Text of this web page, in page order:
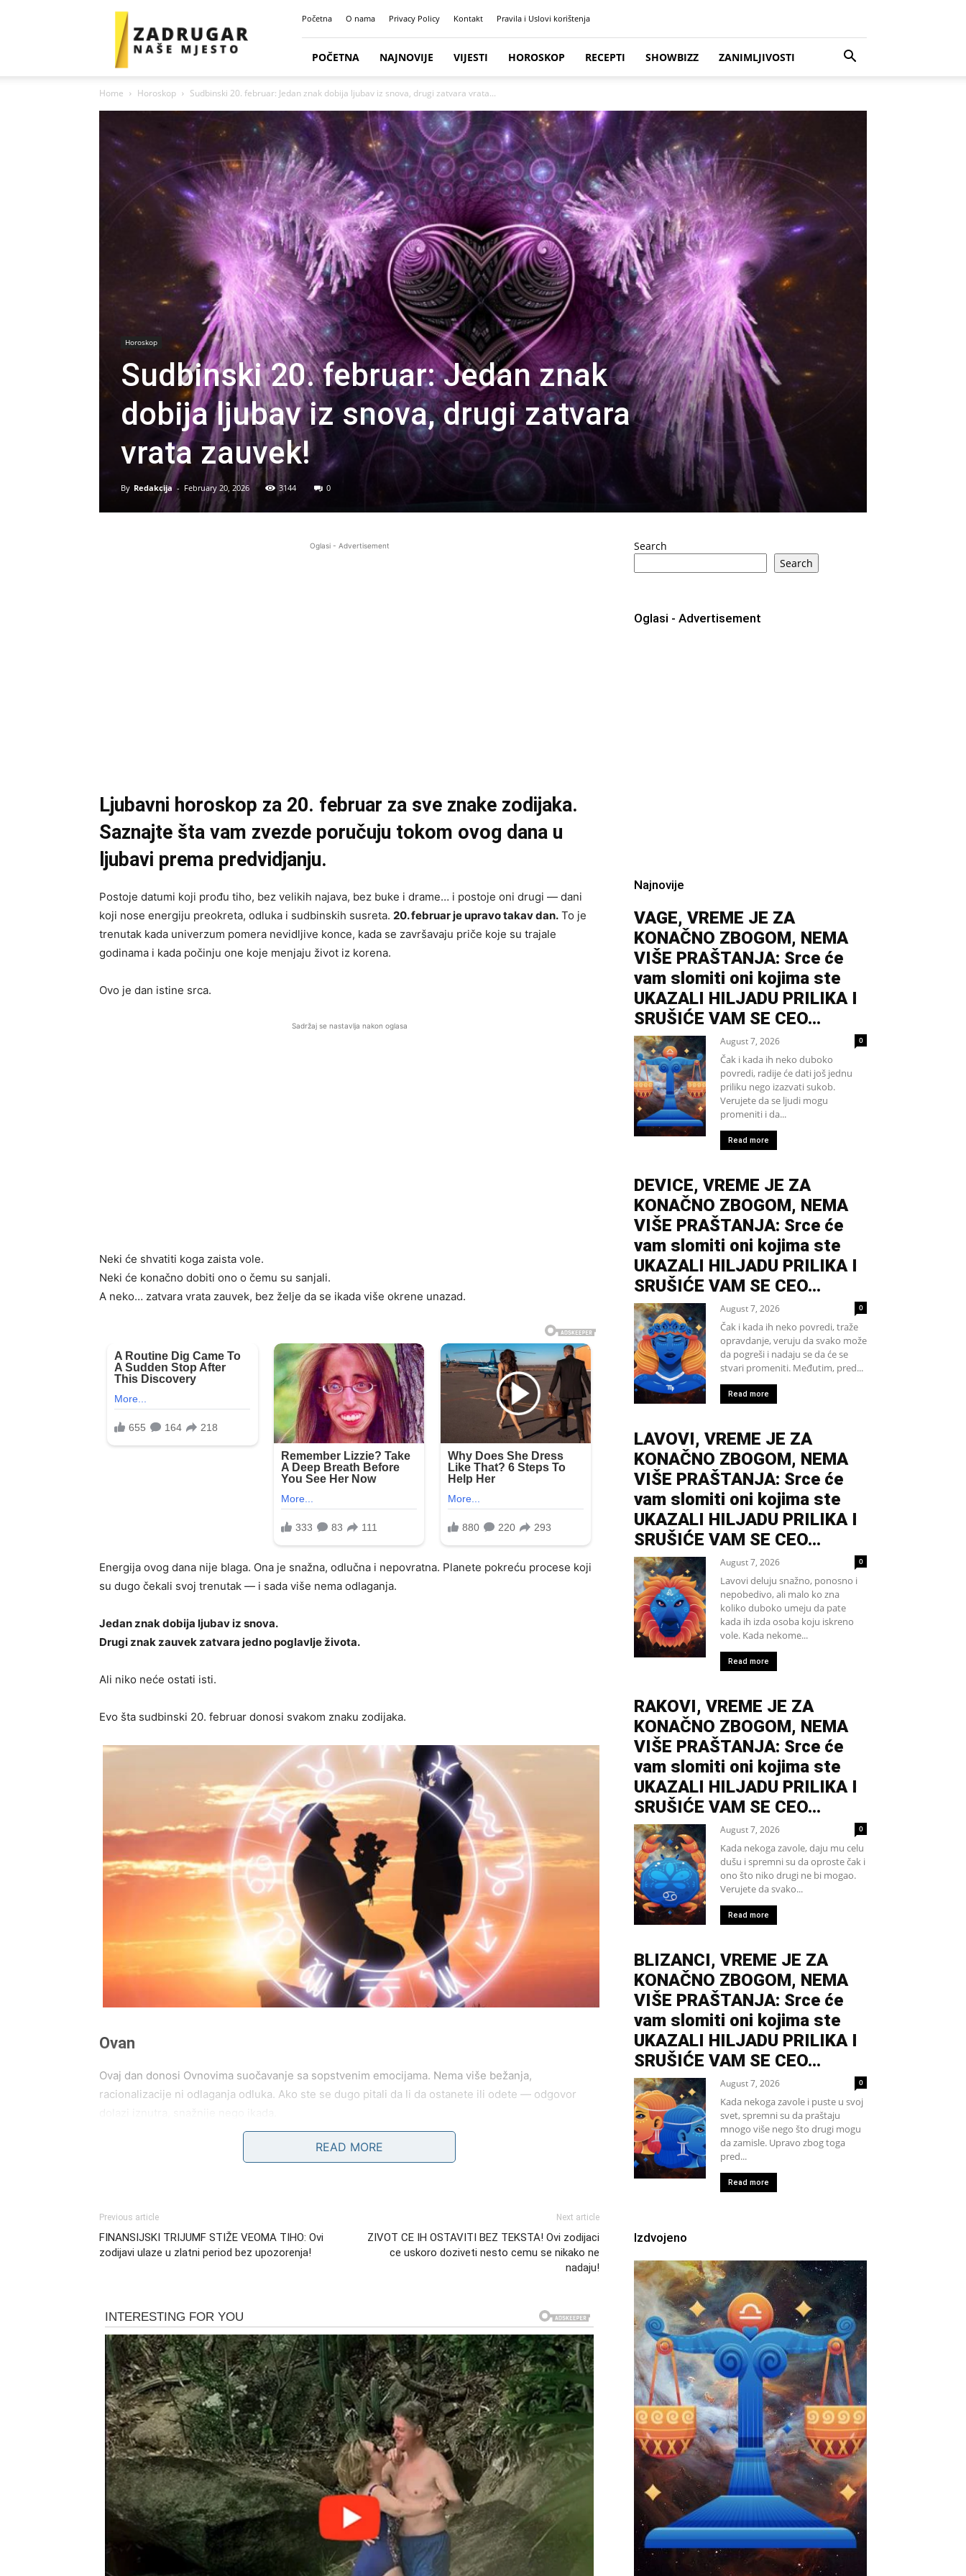
Zadrugar
Početna O nama Privacy Policy Kontakt Pravila i Uslovi korištenja
POČETNA NAJNOVIJE VIJESTI HOROSKOP RECEPTI SHOWBIZZ ZANIMLJIVOSTI
Home Horoskop Sudbinski 20. februar: Jedan znak dobija ljubav iz snova, drugi zatvara vrata...
Horoskop
Sudbinski 20. februar: Jedan znak
dobija ljubav iz snova, drugi zatvara
vrata zauvek!
By Redakcija - February 20, 2026 3144 0
Oglasi - Advertisement
Ljubavni horoskop za 20. februar za sve znake zodijaka.
Saznajte šta vam zvezde poručuju tokom ovog dana u
ljubavi prema predvidjanju.
Postoje datumi koji prođu tiho, bez velikih najava, bez buke i drame… i postoje oni drugi — dani
koji nose energiju preokreta, odluka i sudbinskih susreta. 20. februar je upravo takav dan. To je
trenutak kada univerzum pomera nevidljive konce, kada se završavaju priče koje su trajale
godinama i kada počinju one koje menjaju život iz korena.
Ovo je dan istine srca.
Sadržaj se nastavlja nakon oglasa
Neki će shvatiti koga zaista vole.
Neki će konačno dobiti ono o čemu su sanjali.
A neko… zatvara vrata zauvek, bez želje da se ikada više okrene unazad.
Energija ovog dana nije blaga. Ona je snažna, odlučna i nepovratna. Planete pokreću procese koji
su dugo čekali svoj trenutak — i sada više nema odlaganja.
Jedan znak dobija ljubav iz snova.
Drugi znak zauvek zatvara jedno poglavlje života.
Ali niko neće ostati isti.
Evo šta sudbinski 20. februar donosi svakom znaku zodijaka.
Ovan
Ovaj dan donosi Ovnovima suočavanje sa sopstvenim emocijama. Nema više bežanja,
racionalizacije ni odlaganja odluka. Ako ste se dugo pitali da li da ostanete ili odete — odgovor
Moguće je iznenadno priznanje ljubavi. Neko ko je ćutao dugo više ne može da sakrije osećanja.
Bik
niste ista osoba.
Za neke Bikove ovo je dan pomirenja koje leči staru ranu.
Za druge — trenutak kada shvatate da ste prerasli ono što ste nekada voleli.
Vaša duša bira mir. I to je najvažnije.
Blizanci
Blizanci ulaze u emocionalno intenzivan period. Razgovor koji ste odlagali sada mora da se desi.
Reči koje dugo stoje zarobljene u grudima konačno izlaze.
Moguće je veliko razjašnjenje odnosa. Istina izlazi na površinu — ali ona oslobađa, čak i ako boli.
READ MORE
Previous article
FINANSIJSKI TRIJUMF STIŽE VEOMA TIHO: Ovi
zodijavi ulaze u zlatni period bez upozorenja!
Next article
ZIVOT CE IH OSTAVITI BEZ TEKSTA! Ovi zodijaci
ce uskoro doziveti nesto cemu se nikako ne
nadaju!
Search
Search
Oglasi - Advertisement
Najnovije
VAGE, VREME JE ZA
KONAČNO ZBOGOM, NEMA
VIŠE PRAŠTANJA: Srce će
vam slomiti oni kojima ste
UKAZALI HILJADU PRILIKA I
SRUŠIĆE VAM SE CEO...
August 7, 2026 0
Čak i kada ih neko duboko
povredi, radije će dati još jednu
priliku nego izazvati sukob.
Verujete da se ljudi mogu
promeniti i da...
Read more
DEVICE, VREME JE ZA
KONAČNO ZBOGOM, NEMA
VIŠE PRAŠTANJA: Srce će
vam slomiti oni kojima ste
UKAZALI HILJADU PRILIKA I
SRUŠIĆE VAM SE CEO...
August 7, 2026 0
Čak i kada ih neko povredi, traže
opravdanje, veruju da svako može
da pogreši i nadaju se da će se
stvari promeniti. Međutim, pred...
Read more
LAVOVI, VREME JE ZA
KONAČNO ZBOGOM, NEMA
VIŠE PRAŠTANJA: Srce će
vam slomiti oni kojima ste
UKAZALI HILJADU PRILIKA I
SRUŠIĆE VAM SE CEO...
August 7, 2026 0
Lavovi deluju snažno, ponosno i
nepobedivo, ali malo ko zna
koliko duboko umeju da pate
kada ih izda osoba koju iskreno
vole. Kada nekome...
Read more
RAKOVI, VREME JE ZA
KONAČNO ZBOGOM, NEMA
VIŠE PRAŠTANJA: Srce će
vam slomiti oni kojima ste
UKAZALI HILJADU PRILIKA I
SRUŠIĆE VAM SE CEO...
August 7, 2026 0
Kada nekoga zavole, daju mu celu
dušu i spremni su da oproste čak i
ono što niko drugi ne bi mogao.
Verujete da svako...
Read more
BLIZANCI, VREME JE ZA
KONAČNO ZBOGOM, NEMA
VIŠE PRAŠTANJA: Srce će
vam slomiti oni kojima ste
UKAZALI HILJADU PRILIKA I
SRUŠIĆE VAM SE CEO...
August 7, 2026 0
Kada nekoga zavole i puste u svoj
svet, spremni su da praštaju
mnogo više nego što drugi mogu
da zamisle. Upravo zbog toga
pred...
Read more
Izdvojeno